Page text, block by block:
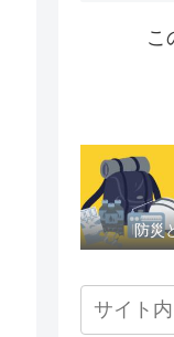
こ
防災